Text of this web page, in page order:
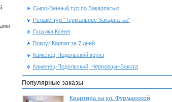
Сыро-Винный тур по Закарпатью
Релакс-тур "Термальное Закарпатье"
Гуцулка Ксеня
Вокруг Карпат за 7 дней
Каменец-Подольский круиз
Каменец-Подольский, Черновцы+Бакота
Популярные заказы
Квартира на ул. Фурманской